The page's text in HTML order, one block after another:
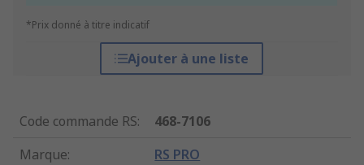
*Prix donné à titre indicatif
Ajouter à une liste
Code commande RS:
468-7106
Marque: RS PRO